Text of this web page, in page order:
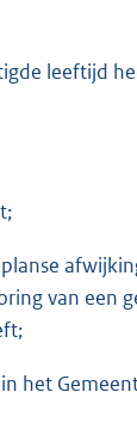
leeftijd
van een
het